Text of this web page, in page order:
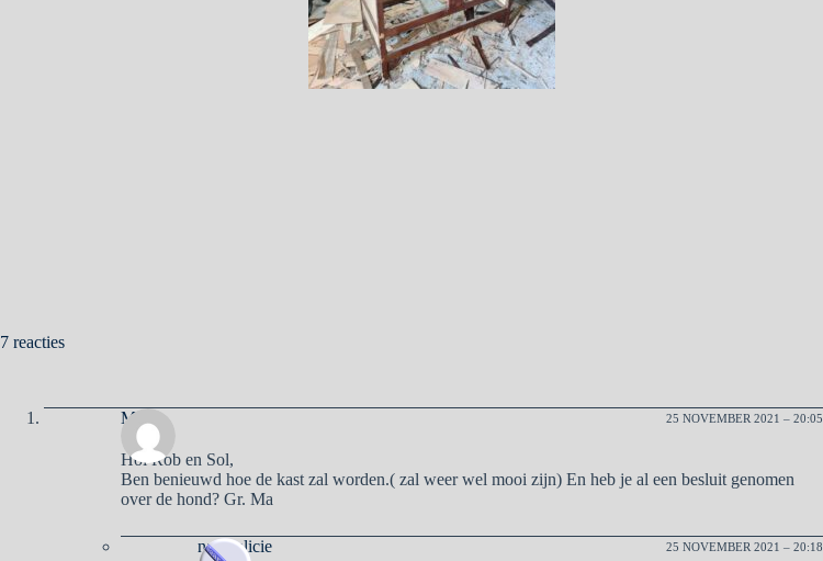
7 reacties
Ma 25 NOVEMBER 2021 – 20:05
Hoi Rob en Sol,
Ben benieuwd hoe de kast zal worden.( zal weer wel mooi zijn) En heb je al een besluit genomen
over de hond? Gr. Ma
naargalicie 25 NOVEMBER 2021 – 20:18